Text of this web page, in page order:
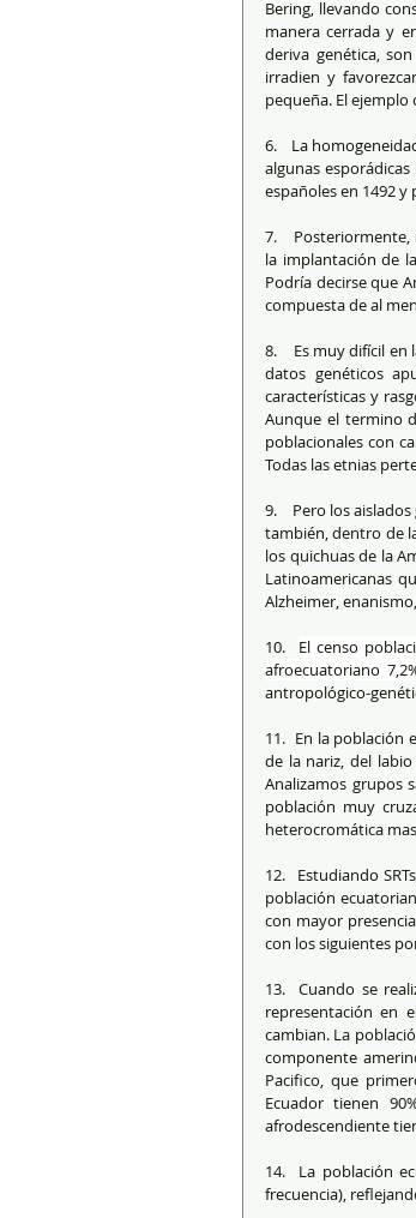
Bering, llevando
manera cerrada y
deriva genética,
irradien y
pequeña. El ejemplo
6.    La
algunas
españoles en 1492
7.
la implantación de
Podría decirse que
compuesta de al
8.    Es muy difícil
datos genéticos
características y
Aunque el termino
poblacionales con
Todas las etnias
9.    Pero los
también, dentro de
los quichuas de la
Latinoamericanas
Alzheimer,
10. El censo
afroecuatoriano
antropológico-
11.  En la población
de la nariz, del
Analizamos grupos
población muy
heterocromática
12.  Estudiando
población
con mayor
con los siguientes
13.  Cuando se
representación en
cambian. La
componente
Pacifico, que
Ecuador tienen
afrodescendiente
14.  La población
frecuencia),